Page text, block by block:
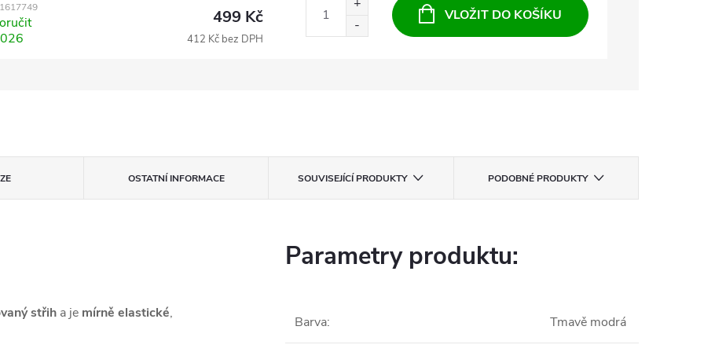
499 Kč
412 Kč bez DPH
VLOŽIT DO KOŠÍKU
OSTATNÍ INFORMACE SOUVISEJÍCÍ PRODUKTY PODOBNÉ PRODUKTY
střih a je mírně elastické,
Parametry produktu:
Barva: Tmavě modrá